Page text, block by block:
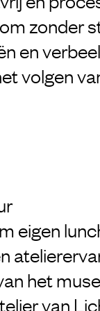
zonder
en
volgen
eigen
het
van